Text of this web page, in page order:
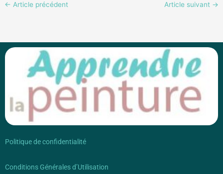
← Article précédent Article suivant →
Politique de confidentialité
Conditions Générales d’Utilisation